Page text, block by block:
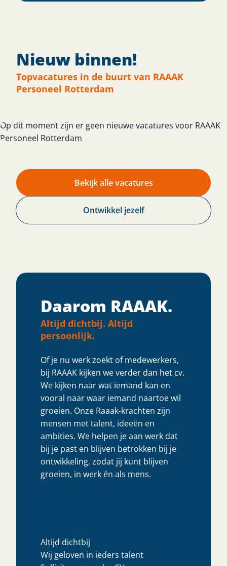
Nieuw binnen!
Topvacatures in de buurt van RAAAK
Personeel Rotterdam
Op dit moment zijn er geen nieuwe vacatures voor RAAAK
Personeel Rotterdam
Bekijk alle vacatures
Ontwikkel jezelf
Daarom RAAAK.
Altijd dichtbij. Altijd
persoonlijk.
Of je nu werk zoekt of medewerkers,
bij RAAAK kijken we verder dan het cv.
We kijken naar wat iemand kan en
vooral naar waar iemand naartoe wil
groeien. Onze Raaak-krachten zijn
mensen met talent, ideeën en
ambities. We helpen je aan werk dat
bij je past en blijven betrokken bij je
ontwikkeling, zodat jij kunt blijven
groeien, in werk én als mens.
Altijd dichtbij
Wij geloven in ieders talent